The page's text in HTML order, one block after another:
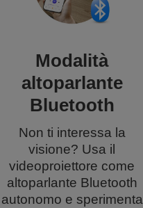
Modalità
altoparlante
Bluetooth
Non ti interessa la
visione? Usa il
videoproiettore come
altoparlante Bluetooth
autonomo e sperimenta